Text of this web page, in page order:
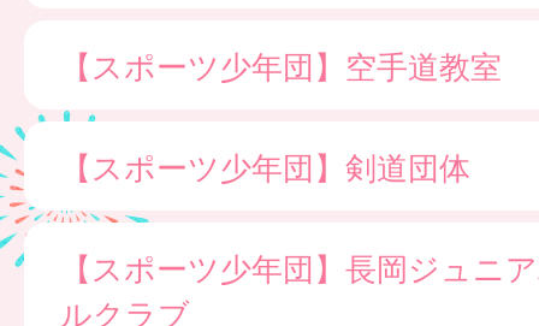
【スポーツ少年団】空手道教室
【スポーツ少年団】剣道団体
【スポーツ少年団】長岡ジュニ
ルクラブ